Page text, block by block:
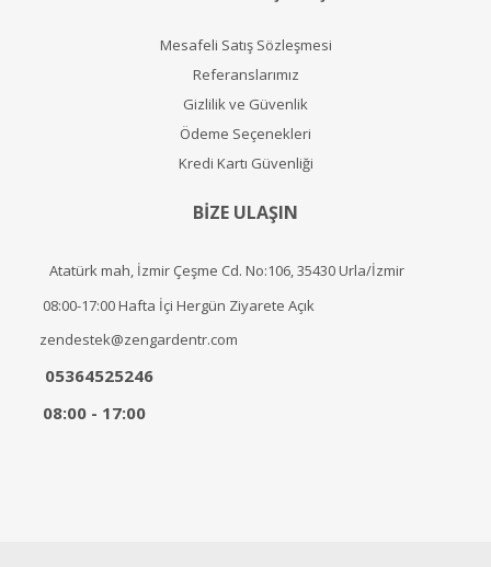
Mesafeli Satış Sözleşmesi
Referanslarımız
Gizlilik ve Güvenlik
Ödeme Seçenekleri
Kredi Kartı Güvenliği
BİZE ULAŞIN
Atatürk mah, İzmir Çeşme Cd. No:106, 35430 Urla/İzmir
08:00-17:00 Hafta İçi Hergün Ziyarete Açık
zendestek@zengardentr.com
05364525246
08:00 - 17:00